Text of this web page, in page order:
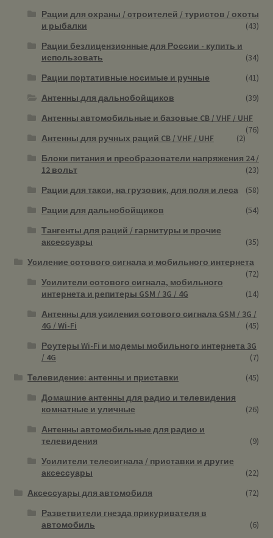
Рации для охраны / строителей / туристов / охоты
и рыбалки
(43)
Рации безлицензионные для России - купить и
использовать
(34)
Рации портативные носимые и ручные
(41)
Антенны для дальнобойщиков
(39)
Антенны автомобильные и базовые CB / VHF / UHF
(76)
Антенны для ручных раций CB / VHF / UHF
(2)
Блоки питания и преобразователи напряжения 24 /
12 вольт
(23)
Рации для такси, на грузовик, для поля и леса
(58)
Рации для дальнобойщиков
(54)
Тангенты для раций / гарнитуры и прочие
аксессуары
(35)
Усиление сотового сигнала и мобильного интернета
(72)
Усилители сотового сигнала, мобильного
интернета и репитеры GSM / 3G / 4G
(14)
Антенны для усиления сотового сигнала GSM / 3G /
4G / Wi-Fi
(45)
Роутеры Wi-Fi и модемы мобильного интернета 3G
/ 4G
(7)
Телевидение: антенны и приставки
(45)
Домашние антенны для радио и телевидения
комнатные и уличные
(26)
Антенны автомобильные для радио и
телевидения
(9)
Усилители телесигнала / приставки и другие
аксессуары
(22)
Аксессуары для автомобиля
(72)
Разветвители гнезда прикуривателя в
автомобиль
(6)